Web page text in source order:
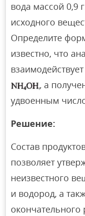
вода массой 0,9
исходного
Определите
известно, что
, а
удвоенным
Решение:
Состав
позволяет
неизвестного
и водород, а